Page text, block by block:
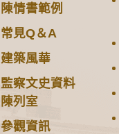
陳情書範例
常見Q＆A
建築風華
監察文史資料
陳列室
參觀資訊